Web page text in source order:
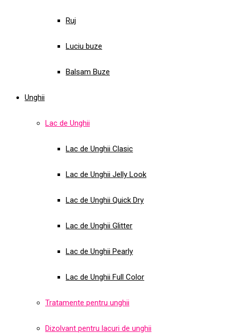
Ruj
Luciu buze
Balsam Buze
Unghii
Lac de Unghii
Lac de Unghii Clasic
Lac de Unghii Jelly Look
Lac de Unghii Quick Dry
Lac de Unghii Glitter
Lac de Unghii Pearly
Lac de Unghii Full Color
Tratamente pentru unghii
Dizolvant pentru lacuri de unghii